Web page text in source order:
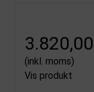
(inkl. moms)
Vis produkt